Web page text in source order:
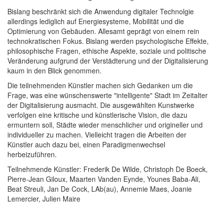
Bislang beschränkt sich die Anwendung digitaler Technolgie
allerdings lediglich auf Energiesysteme, Mobilität und die
Optimierung von Gebäuden. Allesamt geprägt von einem rein
technokratischen Fokus. Bislang werden psychologische Effekte,
philosophische Fragen, ethische Aspekte, soziale und politische
Veränderung aufgrund der Verstädterung und der Digitalisierung
kaum in den Blick genommen.
Die teilnehmenden Künstler machen sich Gedanken um die
Frage, was eine wünschenswerte "intelligente" Stadt im Zeitalter
der Digitalisierung ausmacht. Die ausgewählten Kunstwerke
verfolgen eine kritische und künstlerische Vision, die dazu
ermuntern soll, Städte wieder menschlicher und origineller und
individueller zu machen. Vielleicht tragen die Arbeiten der
Künstler auch dazu bei, einen Paradigmenwechsel
herbeizuführen.
Teilnehmende Künstler: Frederik De Wilde, Christoph De Boeck,
Pierre-Jean Giloux, Maarten Vanden Eynde, Younes Baba-Ali,
Beat Streuli, Jan De Cock, LAb(au), Annemie Maes, Joanie
Lemercier, Julien Maire